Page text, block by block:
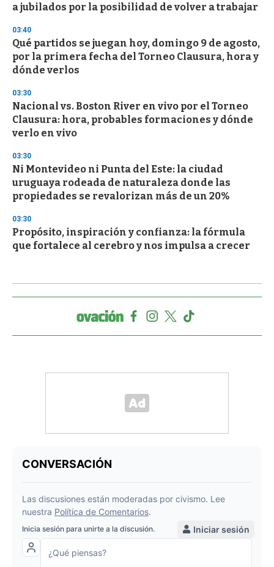
a jubilados por la posibilidad de volver a trabajar
03:40
Qué partidos se juegan hoy, domingo 9 de agosto,
por la primera fecha del Torneo Clausura, hora y
dónde verlos
03:30
Nacional vs. Boston River en vivo por el Torneo
Clausura: hora, probables formaciones y dónde
verlo en vivo
03:30
Ni Montevideo ni Punta del Este: la ciudad
uruguaya rodeada de naturaleza donde las
propiedades se revalorizan más de un 20%
03:30
Propósito, inspiración y confianza: la fórmula
que fortalece al cerebro y nos impulsa a crecer